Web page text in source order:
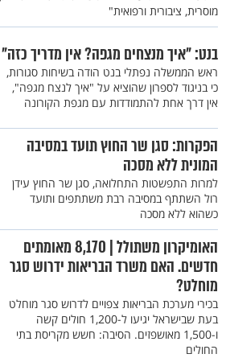
מוסרית, ציבורית ורפואית"
בנט: "איך מנצחים מגפה? אין מדריך כזה"
ראש הממשלה נפתלי בנט הודה בשיחות סגורות,
כי בניגוד לספרון שהוציא על "איך לנצח מגפה",
אין דרך אחת להתמודדות עם מגפת הקורונה
הפקרות: סגן שר החוץ תועד במסיבה
המונית ללא מסכה
למרות התפשטות התחלואה, סגן שר החוץ עידן
רול השתתף במסיבה רבת משתתפים ותועד
כשהוא ללא מסכה
האומיקרון משתולל | 8,170 מאומתים
חדשים. האם משרד הבריאות ידרוש סגר
מוחלט?
בכירי מערכת הבריאות צפויים לדרוש סגר מוחלט
בעת שבישראל יגיעו ל-1,200 חולים קשה
ו-1,500 מאושפזים. הסיבה: חשש מקריסת בתי
החולים